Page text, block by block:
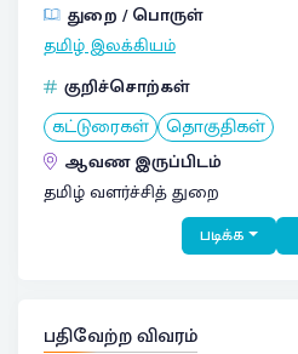
துறை / பொருள்
தமிழ் இலக்கியம்
குறிச்சொற்கள்
கட்டுரைகள் தொகுதிகள்
ஆவண இருப்பிடம்
தமிழ் வளர்ச்சித் துறை
படிக்க
பதிவேற்ற விவரம்